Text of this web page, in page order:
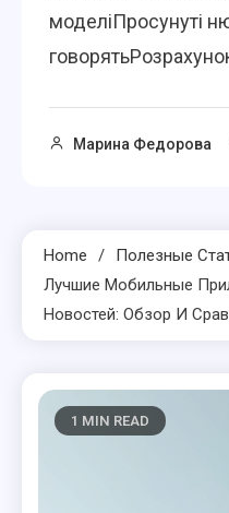
моделіПросунуті
Марина Федорова
Home
Полезные
Лучшие Мобильные
Новостей: Обзор И
1 MIN READ